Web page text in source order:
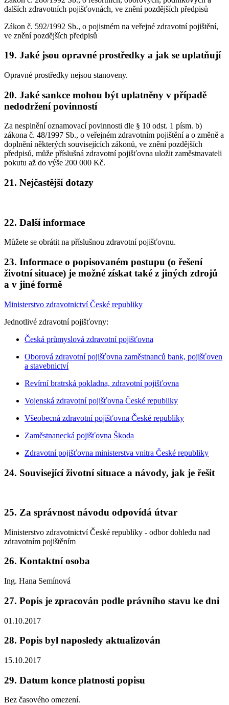
dalších zdravotních pojišťovnách, ve znění pozdějších předpisů
Zákon č. 592/1992 Sb., o pojistném na veřejné zdravotní pojištění,
ve znění pozdějších předpisů
19. Jaké jsou opravné prostředky a jak se uplatňují
Opravné prostředky nejsou stanoveny.
20. Jaké sankce mohou být uplatněny v případě
nedodržení povinností
Za nesplnění oznamovací povinnosti dle § 10 odst. 1 písm. b)
zákona č. 48/1997 Sb., o veřejném zdravotním pojištění a o změně a
doplnění některých souvisejících zákonů, ve znění pozdějších
předpisů, může příslušná zdravotní pojišťovna uložit zaměstnavateli
pokutu až do výše 200 000 Kč.
21. Nejčastější dotazy
22. Další informace
Můžete se obrátit na příslušnou zdravotní pojišťovnu.
23. Informace o popisovaném postupu (o řešení
životní situace) je možné získat také z jiných zdrojů
a v jiné formě
Ministerstvo zdravotnictví České republiky
Jednotlivé zdravotní pojišťovny:
Česká průmyslová zdravotní pojišťovna
Oborová zdravotní pojišťovna zaměstnanců bank, pojišťoven
a stavebnictví
Revírní bratrská pokladna, zdravotní pojišťovna
Vojenská zdravotní pojišťovna České republiky
Všeobecná zdravotní pojišťovna České republiky
Zaměstnanecká pojišťovna Škoda
Zdravotní pojišťovna ministerstva vnitra České republiky
24. Související životní situace a návody, jak je řešit
25. Za správnost návodu odpovídá útvar
Ministerstvo zdravotnictví České republiky - odbor dohledu nad
zdravotním pojištěním
26. Kontaktní osoba
Ing. Hana Semínová
27. Popis je zpracován podle právního stavu ke dni
01.10.2017
28. Popis byl naposledy aktualizován
15.10.2017
29. Datum konce platnosti popisu
Bez časového omezení.